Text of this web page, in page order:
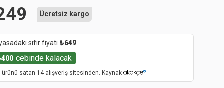
Ücretsiz kargo
sıfır fiyatı ₺649
400 cebinde kalacak
ürünü satan 14 alışveriş sitesinden. Kaynak